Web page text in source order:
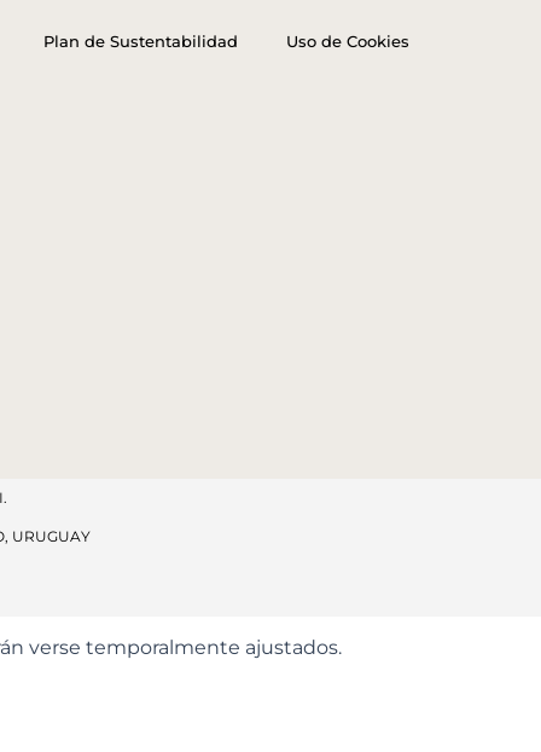
Plan de Sustentabilidad Uso de Cookies
URUGUAY
verse temporalmente ajustados.